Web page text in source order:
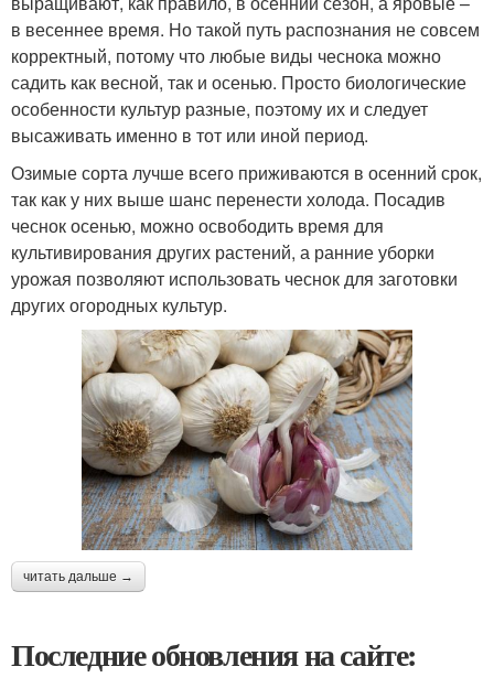
в весеннее время. Но такой путь распознания не совсем
корректный, потому что любые виды чеснока можно
садить как весной, так и осенью. Просто биологические
особенности культур разные, поэтому их и следует
высаживать именно в тот или иной период.
Озимые сорта лучше всего приживаются в осенний срок,
так как у них выше шанс перенести холода. Посадив
чеснок осенью, можно освободить время для
культивирования других растений, а ранние уборки
урожая позволяют использовать чеснок для заготовки
других огородных культур.
читать дальше →
Последние обновления на сайте: